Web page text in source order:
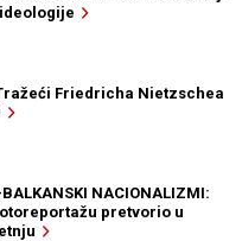
Tražeći Friedricha Nietzschea
NACIONALIZMI:
pretvorio u